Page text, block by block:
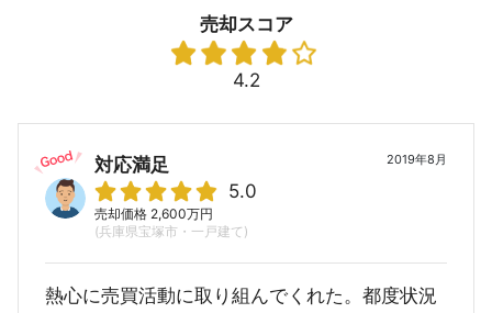
売却スコア
4.2
2019年8月
対応満足
5.0
売却価格 2,600万円
(兵庫県宝塚市・一戸建て)
熱心に売買活動に取り組んでくれた。都度状況